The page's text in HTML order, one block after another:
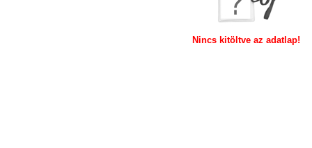
Nincs kitöltve az adatlap!